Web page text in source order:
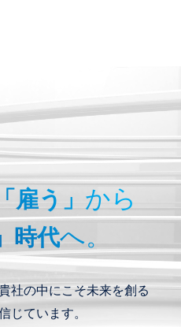
「雇う」 から
時代へ。
社の中にこそ未来を創る
じています。